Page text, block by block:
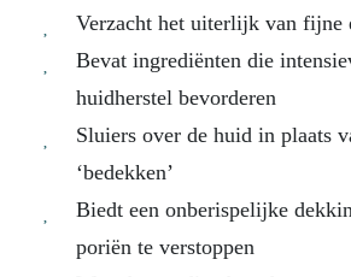
Verzacht het uiterlijk van fijne
Bevat ingrediënten die
huidherstel bevorderen
Sluiers over de huid in plaats
‘bedekken’
Biedt een onberispelijke
poriën te verstoppen